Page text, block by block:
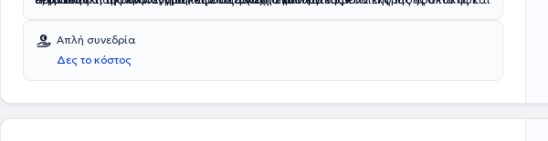
παρεχόμενων υπηρεσιών και τη συνεχή επαγγελματική της εξέλιξη.
Απλή συνεδρία
Δες το κόστος